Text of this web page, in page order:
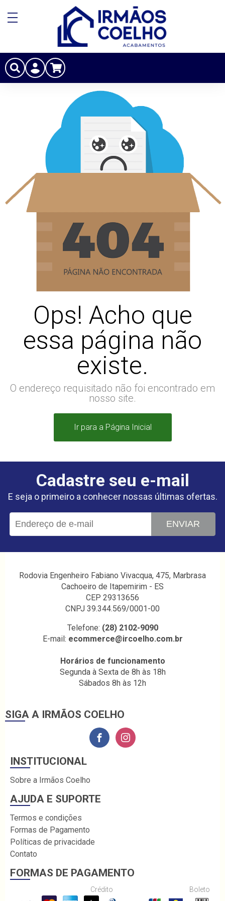
Ops! Acho que
essa página não
existe.
O endereço requisitado não foi encontrado em
nosso site.
Ir para a Página Inicial
Cadastre seu e-mail
E seja o primeiro a conhecer nossas últimas ofertas.
ENVIAR
Rodovia Engenheiro Fabiano Vivacqua, 475, Marbrasa
Cachoeiro de Itapemirim - ES
CEP 29313656
CNPJ 39.344.569/0001-00
Telefone: (28) 2102-9090
E-mail: ecommerce@ircoelho.com.br
Horários de funcionamento
Segunda à Sexta de 8h às 18h
Sábados 8h às 12h
SIGA A IRMÃOS COELHO
INSTITUCIONAL
Sobre a Irmãos Coelho
AJUDA E SUPORTE
Termos e condições
Formas de Pagamento
Políticas de privacidade
Contato
FORMAS DE PAGAMENTO
Crédito Boleto